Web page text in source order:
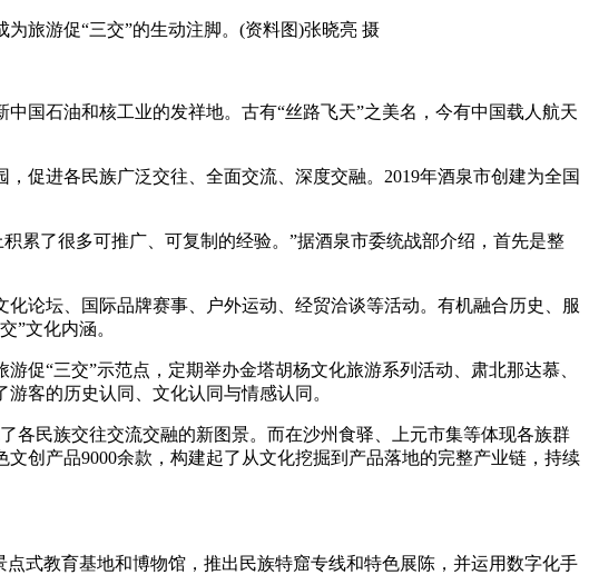
旅游促“三交”的生动注脚。(资料图)张晓亮 摄
国石油和核工业的发祥地。古有“丝路飞天”之美名，今有中国载人航天
进各民族广泛交往、全面交流、深度交融。2019年酒泉市创建为全国
累了很多可推广、可复制的经验。”据酒泉市委统战部介绍，首先是整
坛、国际品牌赛事、户外运动、经贸洽谈等活动。有机融合历史、服
”文化内涵。
“三交”示范点，定期举办金塔胡杨文化旅游系列活动、肃北那达慕、
客的历史认同、文化认同与情感认同。
民族交往交流交融的新图景。而在沙州食驿、上元市集等体现各族群
创产品9000余款，构建起了从文化挖掘到产品落地的完整产业链，持续
式教育基地和博物馆，推出民族特窟专线和特色展陈，并运用数字化手